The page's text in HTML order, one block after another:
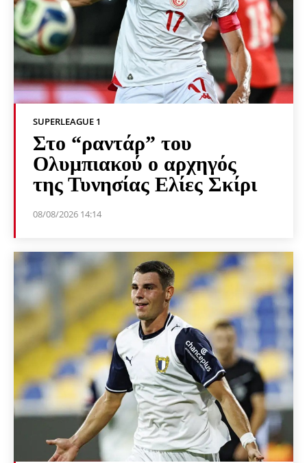
SUPERLEAGUE 1
Στο “ραντάρ” του
Ολυμπιακού ο αρχηγός
της Τυνησίας Ελίες Σκίρι
08/08/2026 14:14